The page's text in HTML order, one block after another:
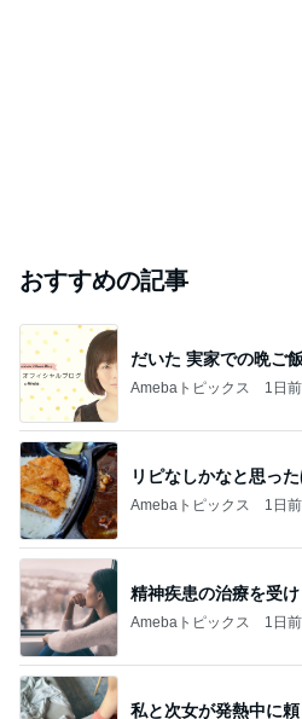
おすすめの記事
だいた 実家での晩ご
Amebaトピックス 1日前
リピなしかなと思っ
Amebaトピックス 1日前
精神疾患の治療を受
Amebaトピックス 1日前
私と次女が発熱中に